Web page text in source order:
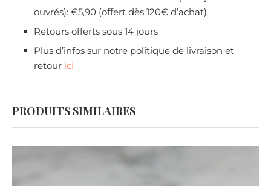
ouvrés): €5,90 (offert dès 120€ d’achat)
Retours offerts sous 14 jours
Plus d’infos sur notre politique de livraison et
retour ici
PRODUITS SIMILAIRES